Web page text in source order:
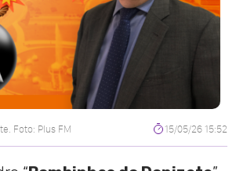
Foto: Plus FM 15/05/26 15:52